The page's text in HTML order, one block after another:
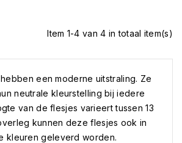
Item 1-4 van 4 in totaal item(s)
een moderne uitstraling. Ze
neutrale kleurstelling bij iedere
van de flesjes varieert tussen 13
kunnen deze flesjes ook in
kleuren geleverd worden.